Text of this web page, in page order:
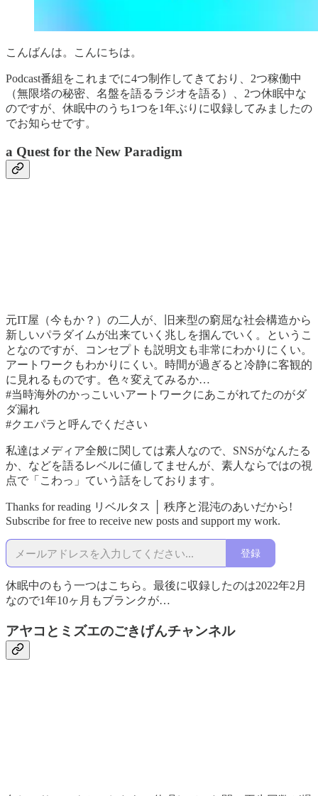
こんばんは。こんにちは。
Podcast番組をこれまでに4つ制作してきており、2つ稼働中
（無限塔の秘密、名盤を語るラジオを語る）、2つ休眠中な
のですが、休眠中のうち1つを1年ぶりに収録してみましたの
でお知らせです。
a Quest for the New Paradigm
元IT屋（今もか？）の二人が、旧来型の窮屈な社会構造から
新しいパラダイムが出来ていく兆しを掴んでいく。というこ
となのですが、コンセプトも説明文も非常にわかりにくい。
アートワークもわかりにくい。時間が過ぎると冷静に客観的
に見れるものです。色々変えてみるか…
#当時海外のかっこいいアートワークにあこがれてたのがダ
ダ漏れ
#クエパラと呼んでください
私達はメディア全般に関しては素人なので、SNSがなんたる
か、などを語るレベルに値してませんが、素人ならではの視
点で「こわっ」ていう話をしております。
Thanks for reading リベルタス │ 秩序と混沌のあいだから!
Subscribe for free to receive new posts and support my work.
登録
休眠中のもう一つはこちら。最後に収録したのは2022年2月
なので1年10ヶ月もブランクが…
アヤコとミズエのごきげんチャンネル